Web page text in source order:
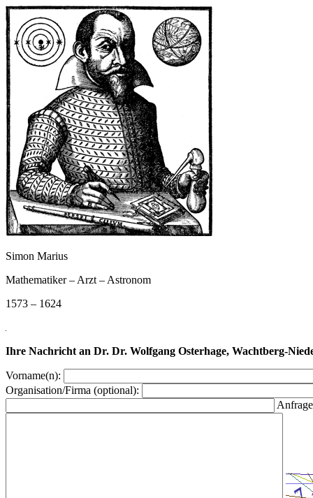
Simon Marius
Mathematiker – Arzt – Astronom
1573 – 1624
Ihre Nachricht an Dr. Dr. Wolfgang Osterhage, Wachtberg-
Vorname(n):
Organisation/Firma (optional):